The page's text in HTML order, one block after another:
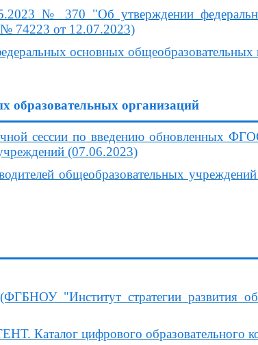
№ 370 "Об утверждении
№ 74223 от 12.07.2023)
основных
образовательных организаций
сессии по введению обновленных
(07.06.2023)
общеобразовательных учреждений
"Институт стратегии развития
цифрового образовательного